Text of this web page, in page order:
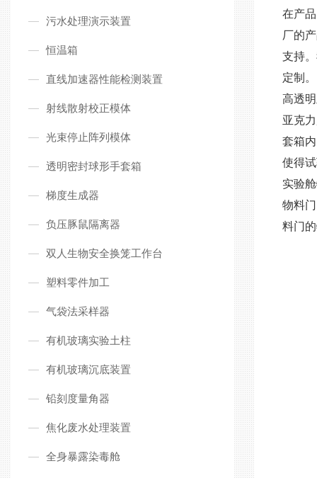
污水处理演示装置
恒温箱
直线加速器性能检测装置
射线散射校正模体
光束停止阵列模体
透明密封球形手套箱
梯度生成器
负压豚鼠隔离器
双人生物安全换笼工作台
塑料零件加工
气袋法采样器
有机玻璃实验土柱
有机玻璃沉底装置
铅刻度量角器
焦化废水处理装置
全身暴露染毒舱
在产
厂的
支持
定制。
高透
亚克力
套箱
使得
实验
物料
料门